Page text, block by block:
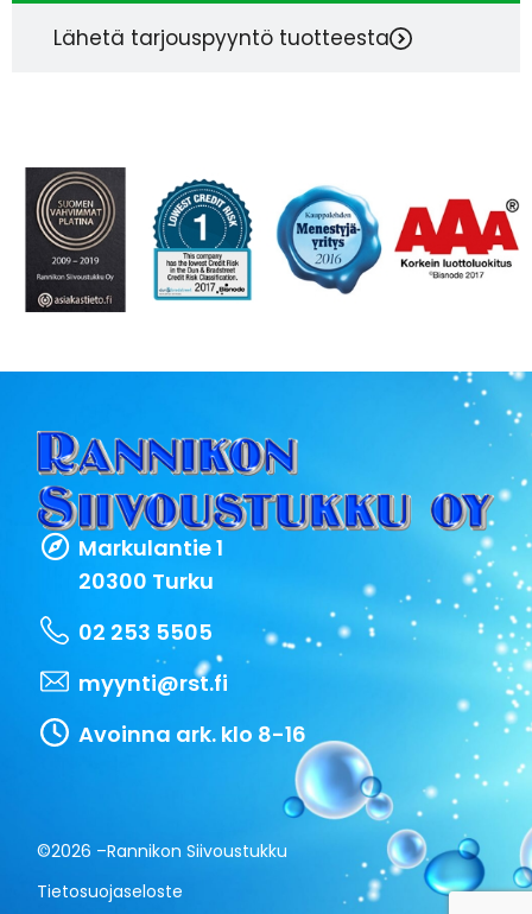
Lähetä tarjouspyyntö tuotteesta
Markulantie 1
20300 Turku
02 253 5505
myynti@rst.fi
Avoinna ark. klo 8-16
©2026 –Rannikon Siivoustukku
Tietosuojaseloste